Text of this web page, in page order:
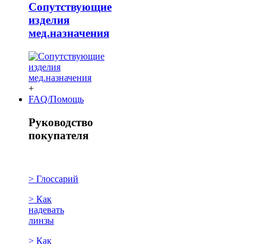
Сопутствующие
изделия
мед.назначения
+
FAQ/Помощь
Руководство
покупателя
> Глоссарий
> Как
надевать
линзы
> Как